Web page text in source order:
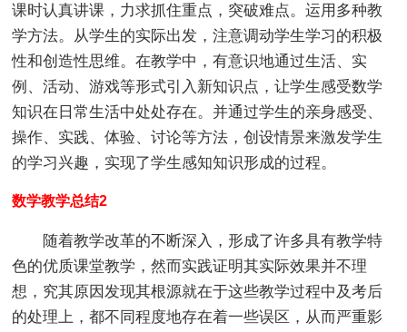
课时认真讲课，力求抓住重点，突破难点。运用多种教
学方法。从学生的实际出发，注意调动学生学习的积极
性和创造性思维。在教学中，有意识地通过生活、实
例、活动、游戏等形式引入新知识点，让学生感受数学
知识在日常生活中处处存在。并通过学生的亲身感受、
操作、实践、体验、讨论等方法，创设情景来激发学生
的学习兴趣，实现了学生感知知识形成的过程。
数学教学总结2
随着教学改革的不断深入，形成了许多具有教学特
色的优质课堂教学，然而实践证明其实际效果并不理
想，究其原因发现其根源就在于这些教学过程中及考后
的处理上，都不同程度地存在着一些误区，从而严重影